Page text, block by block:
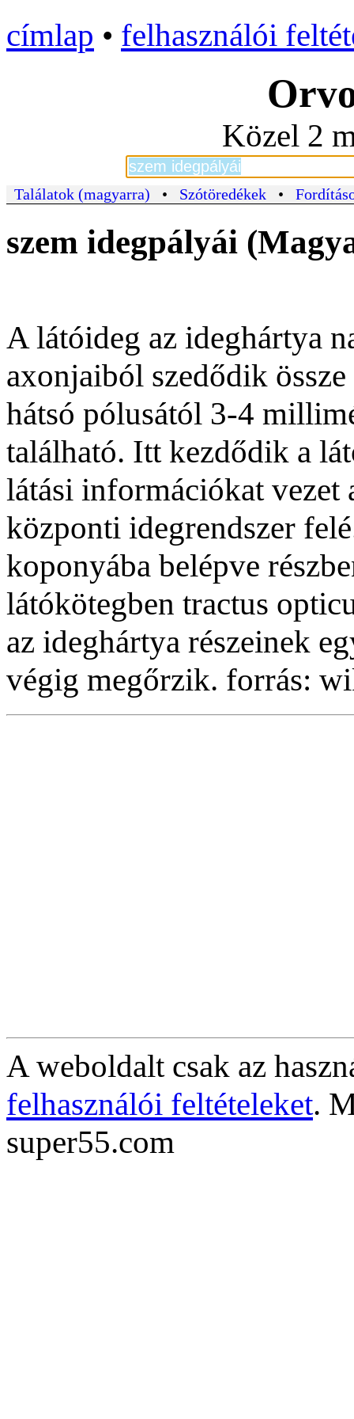
címlap • felhasználói
Közel 2
Találatok (magyarra) • Szótöredékek •
szem idegpályái
A látóideg az ideghártya
axonjaiból szedődik
hátsó pólusától 3-4
található. Itt kezdődik a
látási információkat vezet
központi idegrendszer
koponyába belépve
látókötegben tractus
az ideghártya részeinek
végig megőrzik. forrás:
A weboldalt csak az
felhasználói feltételeket.
super55.com